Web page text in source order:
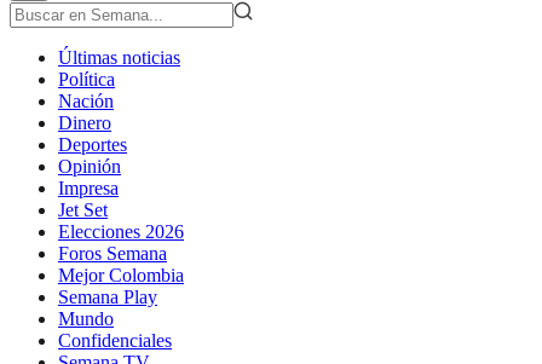
Últimas noticias
Política
Nación
Dinero
Deportes
Opinión
Impresa
Jet Set
Elecciones 2026
Foros Semana
Mejor Colombia
Semana Play
Mundo
Confidenciales